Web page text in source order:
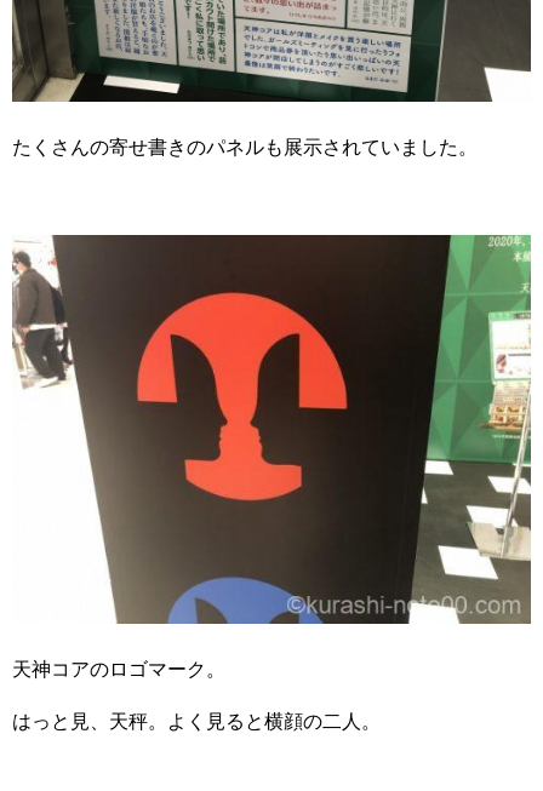
たくさんの寄せ書きのパネルも展示されていました。
天神コアのロゴマーク。
はっと見、天秤。よく見ると横顔の二人。